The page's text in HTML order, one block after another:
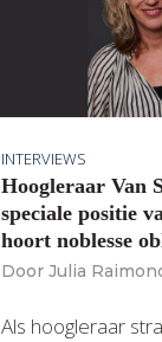
INTERVIEWS
Hoogleraar Van
speciale positie
hoort noblesse
Door Julia
Als hoogleraar